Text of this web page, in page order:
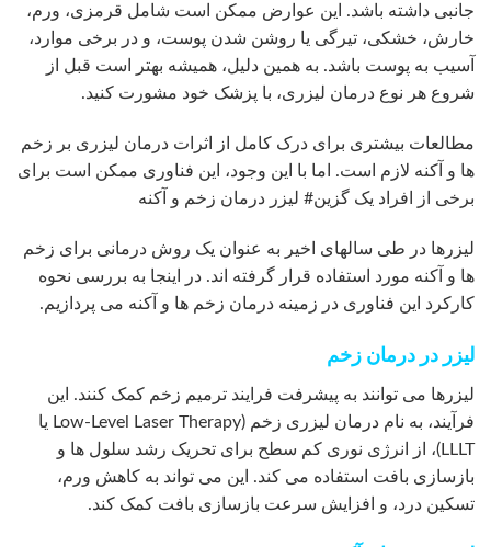
جانبی داشته باشد. این عوارض ممکن است شامل قرمزی، ورم،
خارش، خشکی، تیرگی یا روشن شدن پوست، و در برخی موارد،
آسیب به پوست باشد. به همین دلیل، همیشه بهتر است قبل از
شروع هر نوع درمان لیزری، با پزشک خود مشورت کنید.
مطالعات بیشتری برای درک کامل از اثرات درمان لیزری بر زخم
ها و آکنه لازم است. اما با این وجود، این فناوری ممکن است برای
برخی از افراد یک گزین# لیزر درمان زخم و آکنه
لیزرها در طی سالهای اخیر به عنوان یک روش درمانی برای زخم
ها و آکنه مورد استفاده قرار گرفته اند. در اینجا به بررسی نحوه
کارکرد این فناوری در زمینه درمان زخم ها و آکنه می پردازیم.
لیزر در درمان زخم
لیزرها می توانند به پیشرفت فرایند ترمیم زخم کمک کنند. این
فرآیند، به نام درمان لیزری زخم (Low-Level Laser Therapy یا
LLLT)، از انرژی نوری کم سطح برای تحریک رشد سلول ها و
بازسازی بافت استفاده می کند. این می تواند به کاهش ورم،
تسکین درد، و افزایش سرعت بازسازی بافت کمک کند.